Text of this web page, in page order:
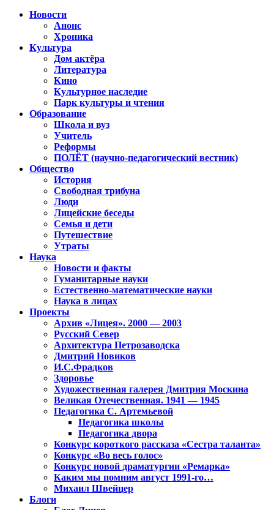
Новости
Анонс
Хроника
Культура
Дом актёра
Литература
Кино
Культурное наследие
Парк культуры и чтения
Образование
Школа и вуз
Учитель
Реформы
ПОЛЁТ (научно-педагогический вестник)
Общество
История
Свободная трибуна
Люди
Лицейские беседы
Семья и дети
Путешествие
Утраты
Наука
Новости и факты
Гуманитарные науки
Естественно-математические науки
Наука в лицах
Проекты
Архив «Лицея». 2000 — 2003
Русский Север
Архитектура Петрозаводска
Дмитрий Новиков
И.С.Фрадков
Здоровье
Художественная галерея Дмитрия Москина
Великая Отечественная. 1941 — 1945
Педагогика С. Артемьевой
Педагогика школы
Педагогика двора
Конкурс короткого рассказа «Сестра таланта»
Конкурс «Во весь голос»
Конкурс новой драматургии «Ремарка»
Каким мы помним август 1991-го…
Михаил Швейцер
Блоги